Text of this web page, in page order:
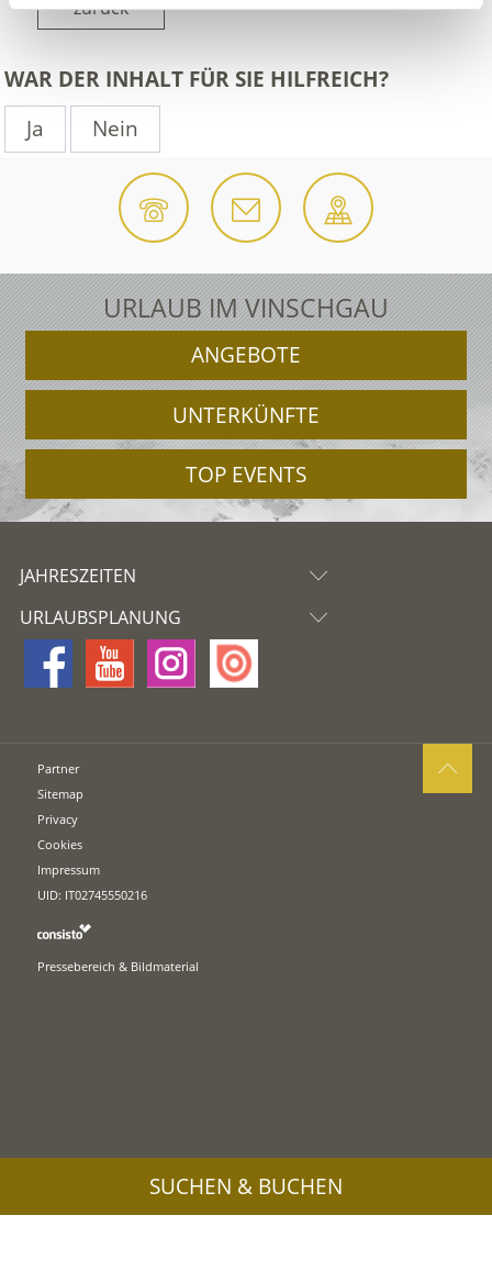
zurück
WAR DER INHALT FÜR SIE HILFREICH?
Ja
Nein
URLAUB IM VINSCHGAU
ANGEBOTE
UNTERKÜNFTE
TOP EVENTS
JAHRESZEITEN
URLAUBSPLANUNG
Partner
Sitemap
Privacy
Cookies
Impressum
UID: IT02745550216
Pressebereich & Bildmaterial
SUCHEN & BUCHEN